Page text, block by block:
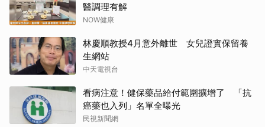
醫調理有解
NOW健康
林慶順教授4月意外離世 女兒證實保留養
生網站
中天電視台
看病注意！健保藥品給付範圍擴增了 「抗
癌藥也入列」名單全曝光
民視新聞網